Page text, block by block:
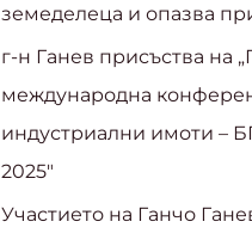
земеделеца и опазва
г-н Ганев присъства на
международна
индустриални имоти –
2025″
Участието на Ганчо